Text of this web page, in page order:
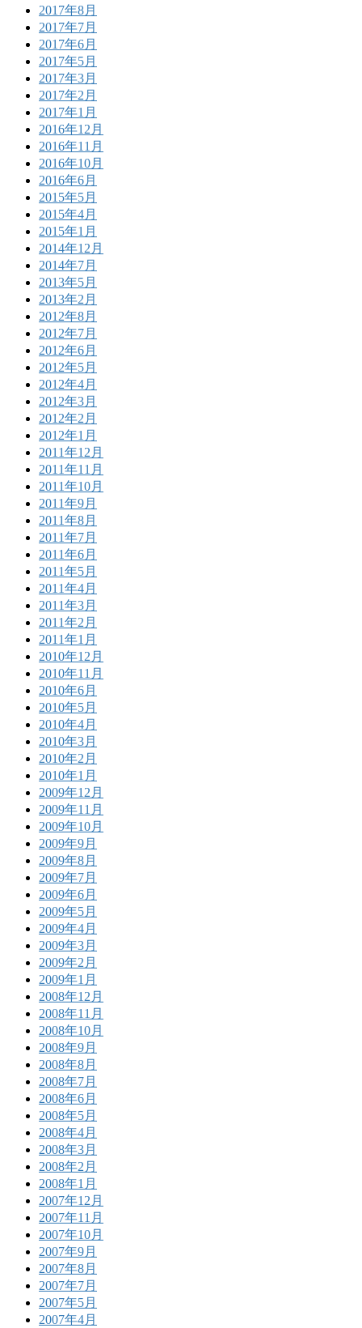
2017年8月
2017年7月
2017年6月
2017年5月
2017年3月
2017年2月
2017年1月
2016年12月
2016年11月
2016年10月
2016年6月
2015年5月
2015年4月
2015年1月
2014年12月
2014年7月
2013年5月
2013年2月
2012年8月
2012年7月
2012年6月
2012年5月
2012年4月
2012年3月
2012年2月
2012年1月
2011年12月
2011年11月
2011年10月
2011年9月
2011年8月
2011年7月
2011年6月
2011年5月
2011年4月
2011年3月
2011年2月
2011年1月
2010年12月
2010年11月
2010年6月
2010年5月
2010年4月
2010年3月
2010年2月
2010年1月
2009年12月
2009年11月
2009年10月
2009年9月
2009年8月
2009年7月
2009年6月
2009年5月
2009年4月
2009年3月
2009年2月
2009年1月
2008年12月
2008年11月
2008年10月
2008年9月
2008年8月
2008年7月
2008年6月
2008年5月
2008年4月
2008年3月
2008年2月
2008年1月
2007年12月
2007年11月
2007年10月
2007年9月
2007年8月
2007年7月
2007年5月
2007年4月